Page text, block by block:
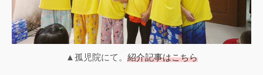
▲孤児院にて。 紹介記事はこちら